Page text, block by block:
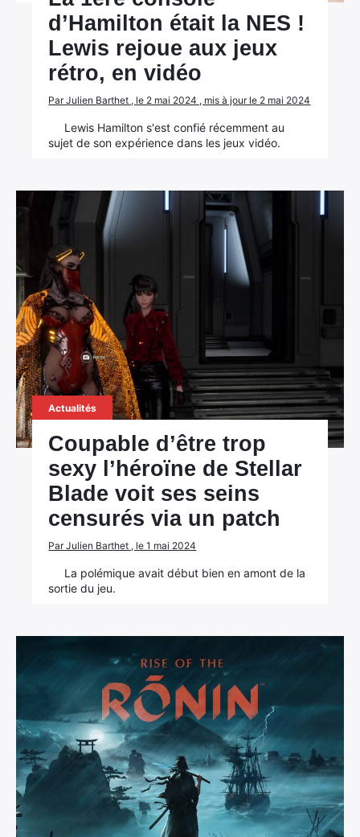
d’Hamilton était la NES !
Lewis rejoue aux jeux
rétro, en vidéo
Par Julien Barthet , le 2 mai 2024 , mis à jour le 2 mai 2024
Lewis Hamilton s'est confié récemment au
sujet de son expérience dans les jeux vidéo.
Actualités
Coupable d’être trop
sexy l’héroïne de Stellar
Blade voit ses seins
censurés via un patch
Par Julien Barthet , le 1 mai 2024
La polémique avait début bien en amont de la
sortie du jeu.